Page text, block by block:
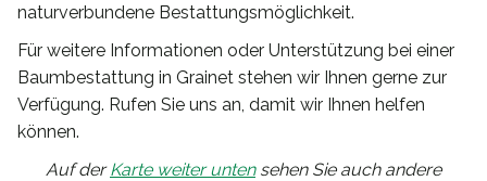
naturverbundene Bestattungsmöglichkeit.
Für weitere Informationen oder Unterstützung bei einer
Baumbestattung in Grainet stehen wir Ihnen gerne zur
Verfügung. Rufen Sie uns an, damit wir Ihnen helfen
können.
Auf derKarte weiter untensehen Sie auch andere